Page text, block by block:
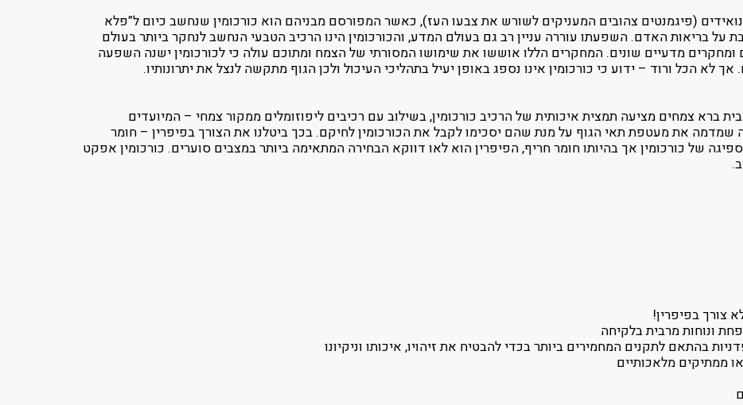
(פיגמנטים צהובים המעניקים לשורש את צבעו העז), כאשר המפורסם מבניהם הוא כורכומין שנחשב כיום ל”פלא
על בריאות האדם. השפעתו עוררה עניין רב גם בעולם המדע, והכורכומין הינו הרכיב הטבעי הנחשב לנחקר ביותר בעולם
של למעלה מ-4,000 פרסומים ומחקרים מדעיים שונים. המחקרים הללו אוששו את שימושו המסורתי של הצמח ומתוכם עולה כי לכורכומין ישנה השפעה
אך לא הכל ורוד – ידוע כי כורכומין אינו נספג באופן יעיל בתהליכי העיכול ולכן הגוף מתקשה לנצל את יתרונותיו.
ברא צמחים מציעה תמצית איכותית של הרכיב כורכומין, בשילוב עם רכיבים ליפוזומלים ממקור צמחי – המיועדים
שמדמה את מעטפת תאי הגוף על מנת שהם יסכימו לקבל את הכורכומין לחיקם. בכך ביטלנו את הצורך בפיפרין – חומר
של כורכומין אך בהיותו חומר חריף, הפיפרין הוא לאו דווקא הבחירה המתאימה ביותר במצבים סוערים. כורכומין אפקט
צורך בפיפרין!
ונוחות מרבית בלקיחה
בהתאם לתקנים המחמירים ביותר בכדי להבטיח את זיהויו, איכותו וניקיונו
ממתיקים מלאכותיים